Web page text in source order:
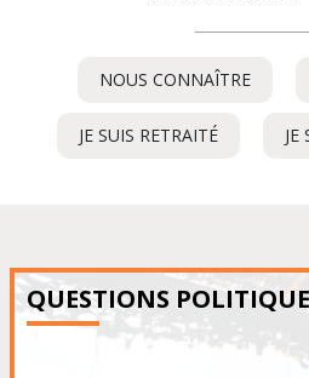
NOUS CONNAÎTRE
JE SUIS RETRAITÉ- JE
QUESTIONS